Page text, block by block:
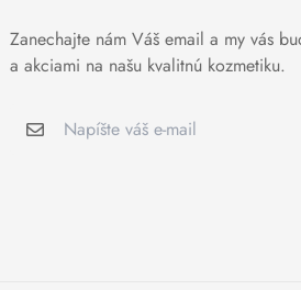
Zanechajte nám Váš email a my vás
a akciami na našu kvalitnú kozmetiku.